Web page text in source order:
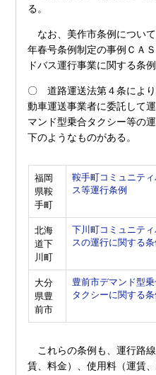
る。
なお、美作市条例につい
年春号条例制定の事例ＣＡ
ドバス運行事業に関する条
〇 道路運送法第４条によ
動車運送事業者に委託して
マンド型乗合タクシー等の
下のようなものがある。
福岡
県鞍
手町
鞍手町コミュニティ
ス等運行条例
北海
道下
川町
下川町コミュニティ
スの運行に関する条
大分
県豊
前市
豊前市デマンド型乗
タクシーに関する条
これらの条例も、運行路
賃、料金）、使用料（運賃